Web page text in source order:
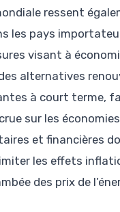
ressent
les pays
visant à
alternatives
à court terme,
sur les
et financières
les effets
des prix de